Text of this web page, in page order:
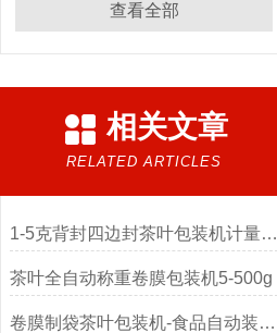
查看全部
相关文章
RELATED ARTICLES
1-5克背封四边封茶叶包装机计量精准
茶叶全自动称重卷膜包装机5-500g
卷膜制袋茶叶包装机-食品自动装袋机产品介绍